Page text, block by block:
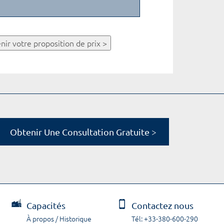
votre proposition de prix >
Obtenir Une Consultation Gratuite >
Capacités
À propos / Historique
Contactez nous
Tél: +33-380-600-290